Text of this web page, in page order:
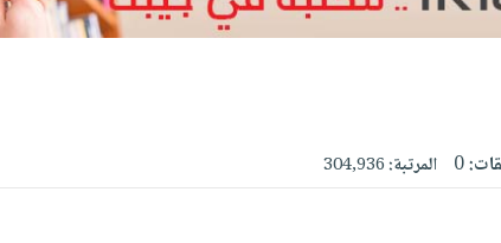
0 المرتبة:304,936